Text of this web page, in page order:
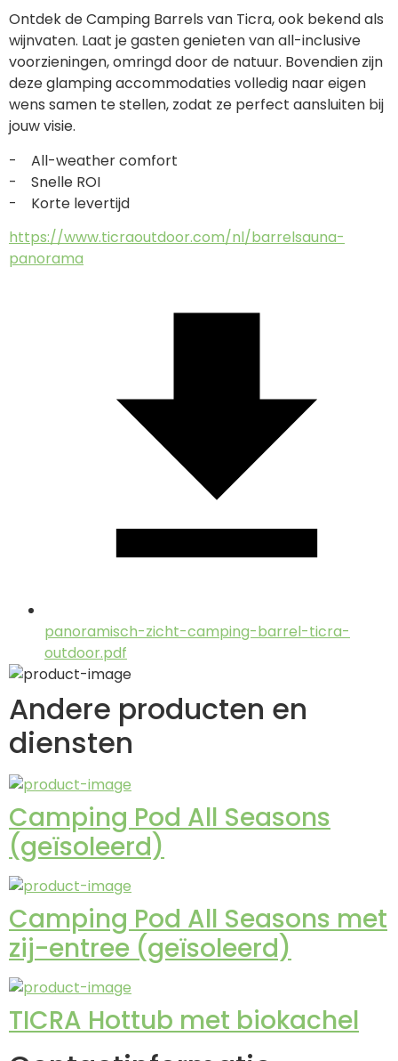
Ontdek de Camping Barrels van Ticra, ook bekend als
wijnvaten. Laat je gasten genieten van all-inclusive
voorzieningen, omringd door de natuur. Bovendien zijn
deze glamping accommodaties volledig naar eigen
wens samen te stellen, zodat ze perfect aansluiten bij
jouw visie.
-    All-weather comfort
-    Snelle ROI
-    Korte levertijd
https://www.ticraoutdoor.com/nl/barrelsauna-
panorama
panoramisch-zicht-camping-barrel-ticra-
outdoor.pdf
Andere producten en
diensten
Camping Pod All Seasons
(geïsoleerd)
Camping Pod All Seasons met
zij-entree (geïsoleerd)
TICRA Hottub met biokachel